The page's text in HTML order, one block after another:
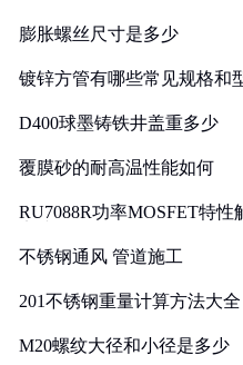
膨胀螺丝尺寸是多少
镀锌方管有哪些常见规格和
D400球墨铸铁井盖重多少
覆膜砂的耐高温性能如何
RU7088R功率MOSFET特
不锈钢通风 管道施工
201不锈钢重量计算方法大全
M20螺纹大径和小径是多少